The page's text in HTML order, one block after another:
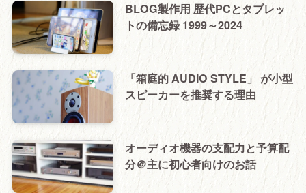
BLOG製作用 歴代PCとタブレッ
トの備忘録 1999～2024
「箱庭的 AUDIO STYLE」 が小型
スピーカーを推奨する理由
オーディオ機器の支配力と予算配
分＠主に初心者向けのお話